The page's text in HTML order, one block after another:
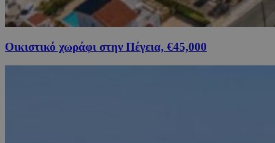
Οικιστικό χωράφι στην Πέγεια, €45,000